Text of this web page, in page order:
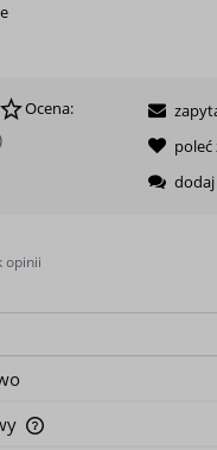
Ocena:
ewentualnych kosztów